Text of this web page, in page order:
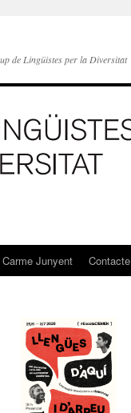
de Lingüistes per la Diversitat
Junyent Contacte